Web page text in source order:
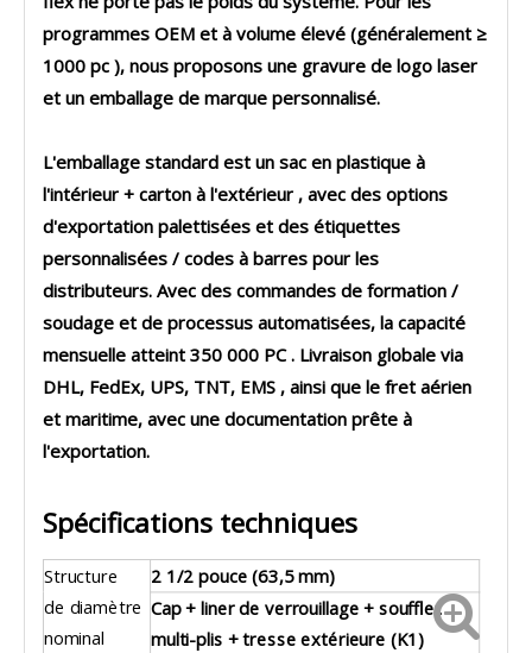
programmes OEM et à volume élevé (généralement ≥
1000 pc ), nous proposons une gravure de logo laser
et un emballage de marque personnalisé.
L'emballage standard est un sac en plastique à
l'intérieur + carton à l'extérieur , avec des options
d'exportation palettisées et des étiquettes
personnalisées / codes à barres pour les
distributeurs. Avec des commandes de formation /
soudage et de processus automatisées, la capacité
mensuelle atteint 350 000 PC. Livraison globale via
DHL, FedEx, UPS, TNT, EMS , ainsi que le fret aérien
et maritime, avec une documentation prête à
l'exportation.
Spécifications techniques
Structure
2 1/2 pouce (63,5 mm)
de diamètre
nominal
Cap + liner de verrouillage + soufflet
multi-plis + tresse extérieure (K1)